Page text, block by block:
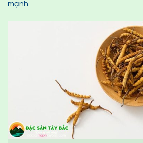
mạnh.